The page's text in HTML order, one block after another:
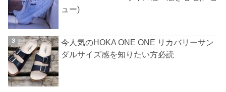
ュー)
今人気のHOKA ONE ONE リカバリーサン
ダルサイズ感を知りたい方必読